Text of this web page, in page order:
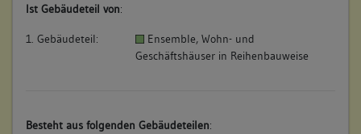
Ist Gebäudeteil von:
1. Gebäudeteil:
Ensemble, Wohn- und
Geschäftshäuser in Reihenbauweise
Besteht aus folgenden Gebäudeteilen: